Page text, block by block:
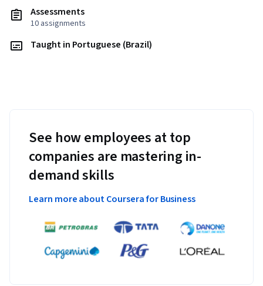
Assessments
10 assignments
Taught in Portuguese (Brazil)
See how employees at top
companies are mastering in-
demand skills
Learn more about Coursera for Business